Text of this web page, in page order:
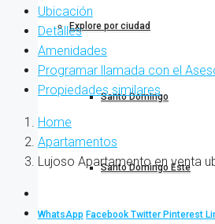
Explore por ciudad
Santo Domingo
Santo Domingo Este
Ubicación
Detalles
Amenidades
Programar llamada con el
Propiedades similares
Home
Apartamentos
Lujoso Apartamento en venta
WhatsApp Facebook Twitter Pinterest